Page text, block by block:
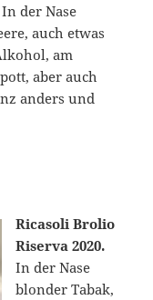
In der Nase
auch etwas
am
aber auch
anders und
Ricasoli Brolio
Riserva 2020.
In der Nase
blonder Tabak,